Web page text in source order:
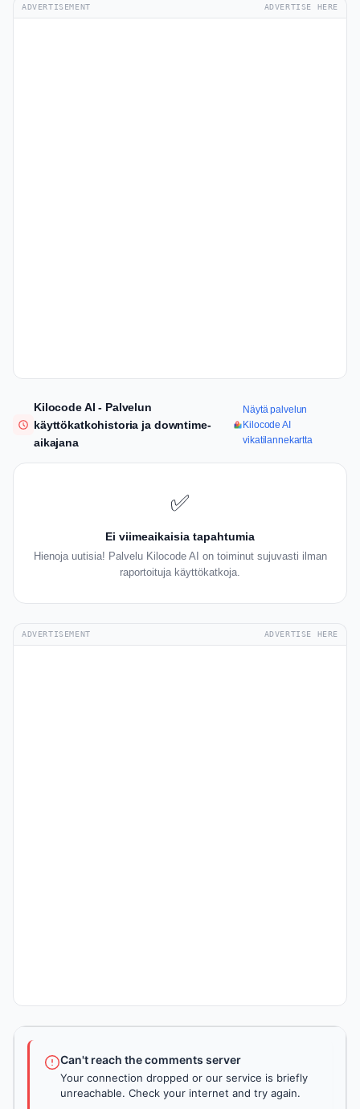
ADVERTISEMENT ADVERTISE HERE
Kilocode AI - Palvelun
käyttökatkohistoria ja downtime-
aikajana
Näytä palvelun
Kilocode AI
vikatilannekartta
✅
Ei viimeaikaisia tapahtumia
Hienoja uutisia! Palvelu Kilocode AI on toiminut sujuvasti ilman
raportoituja käyttökatkoja.
ADVERTISEMENT ADVERTISE HERE
Can't reach the comments server
Your connection dropped or our service is briefly
unreachable. Check your internet and try again.